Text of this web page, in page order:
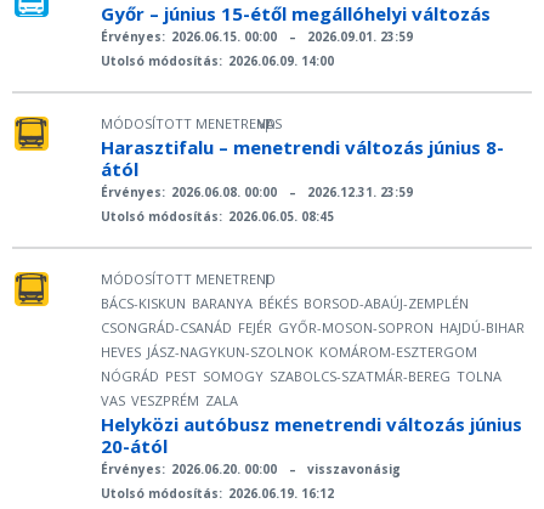
Győr – június 15-étől megállóhelyi változás
Érvényes: 2026.06.15. 00:00 –
2026.09.01. 23:59
Utolsó módosítás: 2026.06.09. 14:00
MÓDOSÍTOTT MENETREND
|
VAS
Harasztifalu – menetrendi változás június 8-
ától
Érvényes: 2026.06.08. 00:00 –
2026.12.31. 23:59
Utolsó módosítás: 2026.06.05. 08:45
MÓDOSÍTOTT MENETREND
|
BÁCS-KISKUN BARANYA BÉKÉS BORSOD-ABAÚJ-ZEMPLÉN
CSONGRÁD-CSANÁD FEJÉR GYŐR-MOSON-SOPRON HAJDÚ-BIHAR
HEVES JÁSZ-NAGYKUN-SZOLNOK KOMÁROM-ESZTERGOM
NÓGRÁD PEST SOMOGY SZABOLCS-SZATMÁR-BEREG TOLNA
VAS VESZPRÉM ZALA
Helyközi autóbusz menetrendi változás június
20-ától
Érvényes: 2026.06.20. 00:00 –
visszavonásig
Utolsó módosítás: 2026.06.19. 16:12